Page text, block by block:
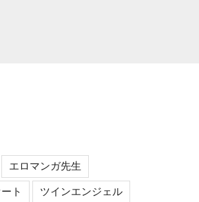
エロマンガ先生
ト ツインエンジェル